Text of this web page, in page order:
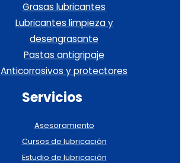
Grasas lubricantes
Lubricantes limpieza y
desengrasante
Pastas antigripaje
Anticorrosivos y protectores
Servicios
Asesoramiento
Cursos de lubricación
Estudio de lubricación